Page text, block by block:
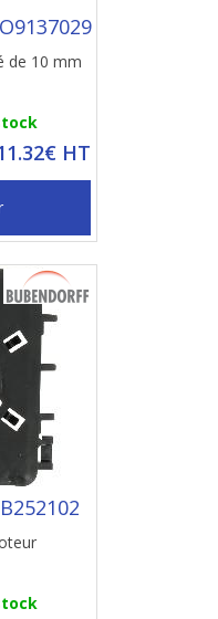
de 10 mm
HT